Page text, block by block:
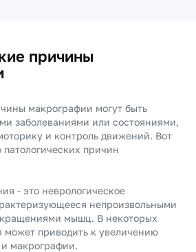
причины
макрографии могут быть
заболеваниями или состояниями,
и контроль движений. Вот
причин
- это неврологическое
непроизвольными
мышц. В некоторых
может приводить к увеличению
макрографии.